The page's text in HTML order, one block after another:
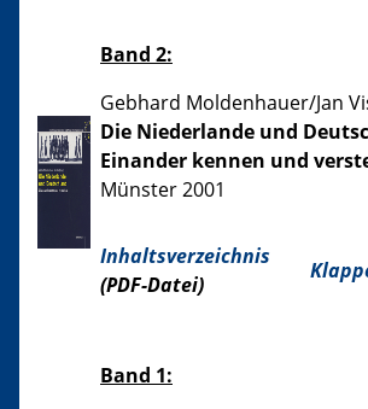
Band 2:
Gebhard Moldenhauer/Jan
Die Niederlande und
Einander kennen und
Münster 2001
Inhaltsverzeichnis
(PDF-Datei)
Band 1: